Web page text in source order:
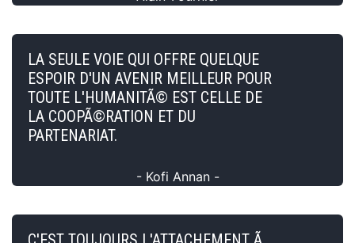
LA SEULE VOIE QUI OFFRE QUELQUE
ESPOIR D'UN AVENIR MEILLEUR POUR
TOUTE L'HUMANITÃ© EST CELLE DE
LA COOPÃ©RATION ET DU
PARTENARIAT.
- Kofi Annan -